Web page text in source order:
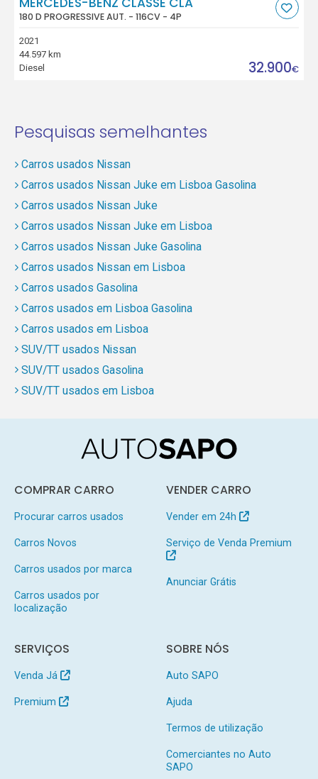
180 D PROGRESSIVE AUT. - 116CV - 4P
2021
44.597 km
Diesel
32.900€
Pesquisas semelhantes
Carros usados Nissan
Carros usados Nissan Juke em Lisboa Gasolina
Carros usados Nissan Juke
Carros usados Nissan Juke em Lisboa
Carros usados Nissan Juke Gasolina
Carros usados Nissan em Lisboa
Carros usados Gasolina
Carros usados em Lisboa Gasolina
Carros usados em Lisboa
SUV/TT usados Nissan
SUV/TT usados Gasolina
SUV/TT usados em Lisboa
COMPRAR CARRO
Procurar carros usados
Carros Novos
Carros usados por marca
Carros usados por
localização
VENDER CARRO
Vender em 24h
Serviço de Venda Premium
Anunciar Grátis
SERVIÇOS
Venda Já
Premium
SOBRE NÓS
Auto SAPO
Ajuda
Termos de utilização
Comerciantes no Auto
SAPO